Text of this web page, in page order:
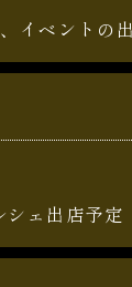
イベントの
シェ出店予定